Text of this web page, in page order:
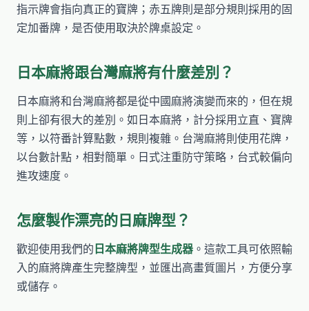
指示牌會指向真正的寶牌；赤五牌則是部分規則採用的固
定加番牌，是否使用取決於牌桌設定。
日本麻將跟台灣麻將有什麼差別？
日本麻將和台灣麻將都是從中國麻將演變而來的，但在規
則上卻有很大的差別。如日本麻將，計分採用立直、寶牌
等，以符番計算點數，規則複雜。台灣麻將則使用花牌，
以台數計點，相對簡單。日式注重防守策略，台式較偏向
進攻速度。
怎麼製作漂亮的日麻牌型？
歡迎使用我們的 日本麻將牌型生成器 。這款工具可依照輸
入的麻將牌產生完整牌型，並匯出高畫質圖片，方便分享
或儲存。